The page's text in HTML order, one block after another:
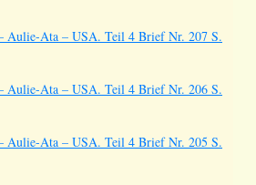
Aulie-Ata – USA. Teil 4 Brief Nr. 207 S.
Aulie-Ata – USA. Teil 4 Brief Nr. 206 S.
Aulie-Ata – USA. Teil 4 Brief Nr. 205 S.